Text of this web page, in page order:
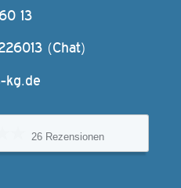
13
(Chat)
kg.de
26 Rezensionen